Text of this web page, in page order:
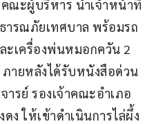
ณะผู้บริหาร นำเจ้าหน้าที่
ารณภัยเทศบาล พร้อมรถ
ะเครื่องพ่นหมอกควัน 2
ภายหลังได้รับหนังสือด่วน
ารย์ รองเจ้าคณะอำเภอ
ง ให้เข้าดำเนินการไล่ผึ้ง